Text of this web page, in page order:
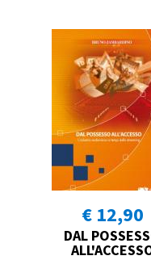
€ 12,90
DAL